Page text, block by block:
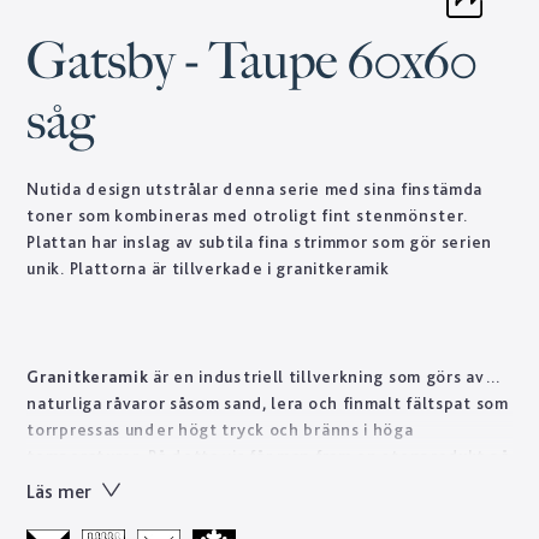
Gatsby - Taupe 60x60
såg
Nutida design utstrålar denna serie med sina finstämda
toner som kombineras med otroligt fint stenmönster.
Plattan har inslag av subtila fina strimmor som gör serien
unik. Plattorna är tillverkade i granitkeramik
Granitkeramik är en industriell tillverkning som görs av
naturliga råvaror såsom sand, lera och finmalt fältspat som
torrpressas under högt tryck och bränns i höga
kort tid som skulle ta naturen tusentals år att forma.
Läs mer